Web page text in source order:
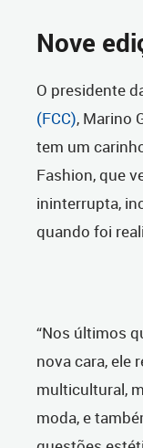
Nove
O presidente
(FCC), Marino
tem um
Fashion, que
ininterrupta,
quando foi
“Nos últimos
nova cara, ele
multicultural,
moda, e